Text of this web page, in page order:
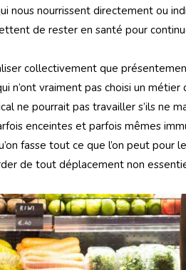
nous nourrissent directement ou
de rester en santé pour
collectivement que
n’ont vraiment pas choisi un
ne pourrait pas travailler s’ils ne
enceintes et parfois mêmes
fasse tout ce que l’on peut pour
de tout déplacement non